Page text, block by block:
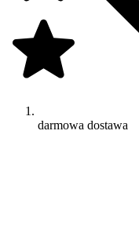
darmowa dostawa